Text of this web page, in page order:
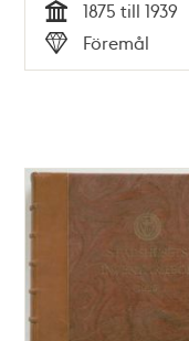
Tid
1875 till 1939
Typ
Föremål